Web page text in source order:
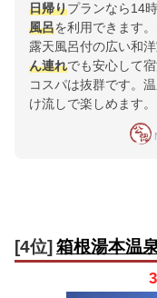
日帰りプランなら14
風呂を利用できます
露天風呂付の広い和
ん連れでも安心して
コスパは抜群です。
け流しで楽しめます。
[4位] 箱根湯本
3